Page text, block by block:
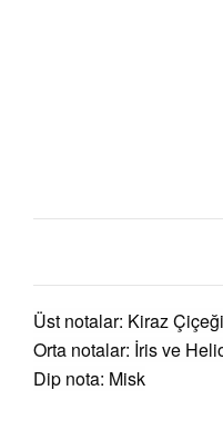
Üst notalar: Kiraz
Orta notalar: İris ve
Dip nota: Misk